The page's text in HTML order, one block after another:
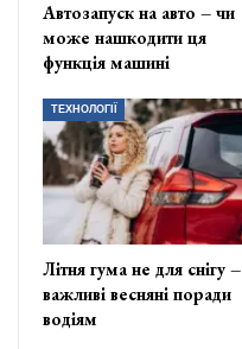
Автозапуск на авто – чи
може нашкодити ця
функція машині
ТЕХНОЛОГІЇ
Літня гума не для снігу –
важливі весняні поради
водіям